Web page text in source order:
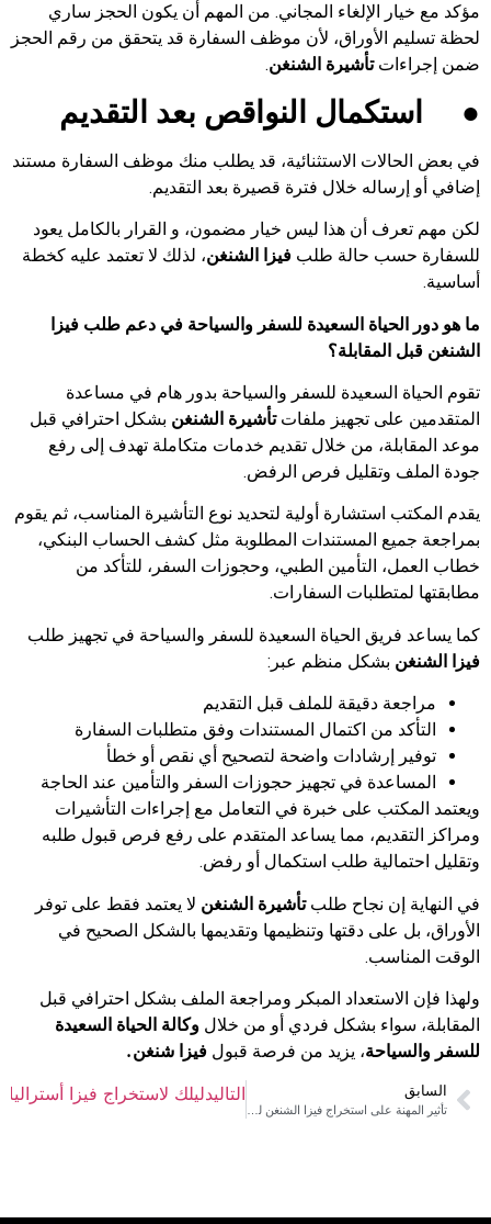
مؤكد مع خيار الإلغاء المجاني. من المهم أن يكون الحجز ساري
لحظة تسليم الأوراق، لأن موظف السفارة قد يتحقق من رقم الحجز
ضمن إجراءاتتأشيرة الشنغن.
● استكمال النواقص بعد التقديم
في بعض الحالات الاستثنائية، قد يطلب منك موظف السفارة مستند
إضافي أو إرساله خلال فترة قصيرة بعد التقديم.
لكن مهم تعرف أن هذا ليس خيار مضمون، و القرار بالكامل يعود
للسفارة حسب حالة طلب فيزا الشنغن، لذلك لا تعتمد عليه كخطة
أساسية.
ما هو دور الحياة السعيدة للسفر والسياحة في دعم طلب فيزا
الشنغن قبل المقابلة؟
تقوم الحياة السعيدة للسفر والسياحة بدور هام في مساعدة
المتقدمين على تجهيز ملفاتتأشيرة الشنغن بشكل احترافي قبل
موعد المقابلة، من خلال تقديم خدمات متكاملة تهدف إلى رفع
جودة الملف وتقليل فرص الرفض.
يقدم المكتب استشارة أولية لتحديد نوع التأشيرة المناسب، ثم يقوم
بمراجعة جميع المستندات المطلوبة مثل كشف الحساب البنكي،
خطاب العمل، التأمين الطبي، وحجوزات السفر، للتأكد من
مطابقتها لمتطلبات السفارات.
كما يساعد فريق الحياة السعيدة للسفر والسياحة في تجهيز طلب
فيزا الشنغن بشكل منظم عبر:
مراجعة دقيقة للملف قبل التقديم
التأكد من اكتمال المستندات وفق متطلبات السفارة
توفير إرشادات واضحة لتصحيح أي نقص أو خطأ
المساعدة في تجهيز حجوزات السفر والتأمين عند الحاجة
ويعتمد المكتب على خبرة في التعامل مع إجراءات التأشيرات
ومراكز التقديم، مما يساعد المتقدم على رفع فرص قبول طلبه
وتقليل احتمالية طلب استكمال أو رفض.
في النهاية إن نجاح طلبتأشيرة الشنغن لا يعتمد فقط على توفر
الأوراق، بل على دقتها وتنظيمها وتقديمها بالشكل الصحيح في
الوقت المناسب.
ولهذا فإن الاستعداد المبكر ومراجعة الملف بشكل احترافي قبل
المقابلة، سواء بشكل فردي أو من خلال وكالة الحياة السعيدة
للسفر والسياحة، يزيد من فرصة قبول فيزا شنغن.
السابق التاليدليلك لاستخراج فيزا